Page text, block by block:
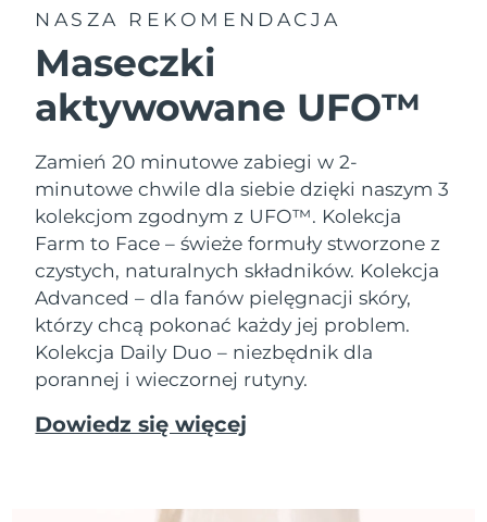
NASZA REKOMENDACJA
Maseczki
aktywowane UFO™
Zamień 20 minutowe zabiegi w 2-
minutowe chwile dla siebie dzięki naszym 3
kolekcjom zgodnym z UFO™. Kolekcja
Farm to Face – świeże formuły stworzone z
czystych, naturalnych składników. Kolekcja
Advanced – dla fanów pielęgnacji skóry,
którzy chcą pokonać każdy jej problem.
Kolekcja Daily Duo – niezbędnik dla
porannej i wieczornej rutyny.
Dowiedz się więcej